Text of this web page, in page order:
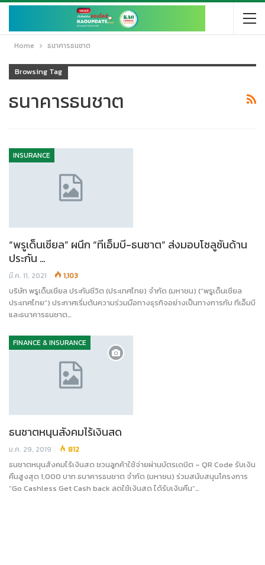
Home ธนาคารธนชาต
Browsing Tag
ธนาคารธนชาต
INSURANCE
“พรูเด็นเชียล” ผนึก “ทีเอ็มบี-ธนชาต” ส่งมอบโซลูชันด้าน
ประกัน …
มี.ค. 11, 2021 1,103
บริษัท พรูเด็นเชียล ประกันชีวิต (ประเทศไทย) จำกัด (มหาชน) (“พรูเด็นเชียล
ประเทศไทย”) ประกาศเริ่มต้นความร่วมมือทางธุรกิจอย่างเป็นทางการกับ ทีเอ็มบี
และธนาคารธนชาต…
FINANCE & INSURANCE
ธนชาตหนุนสังคมไร้เงินสด
ม.ค. 29, 2019 812
ธนชาตหนุนสังคมไร้เงินสด ชวนลูกค้าใช้จ่ายผ่านบัตรเดบิต – QR Code รับเงิน
คืนสูงสุด 1,000 บาท ธนาคารธนชาต จำกัด (มหาชน) ร่วมสนับสนุนโครงการ
“Go Cashless Get Cash back ลดใช้เงินสด ได้รับเงินคืน”…